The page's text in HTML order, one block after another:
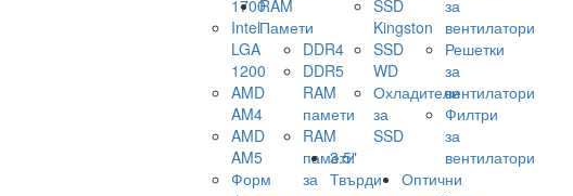
1700
Intel
LGA
1200
AMD
AM4
AMD
AM5
Форм
RAM
Памети
DDR4
DDR5
RAM
памети
RAM
памети
за
SSD
Kingston
SSD
WD
Охладители
за
SSD
3.5"
Твърди
за
вентилатори
Решетки
за
вентилатори
Филтри
за
вентилатори
Оптични